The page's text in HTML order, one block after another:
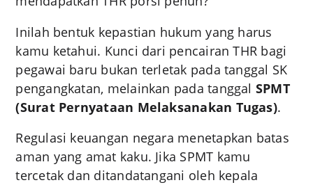
Inilah bentuk kepastian hukum yang harus
kamu ketahui. Kunci dari pencairan THR bagi
pegawai baru bukan terletak pada tanggal SK
pengangkatan, melainkan pada tanggal SPMT
(Surat Pernyataan Melaksanakan Tugas).
Regulasi keuangan negara menetapkan batas
aman yang amat kaku. Jika SPMT kamu
tercetak dan ditandatangani oleh kepala